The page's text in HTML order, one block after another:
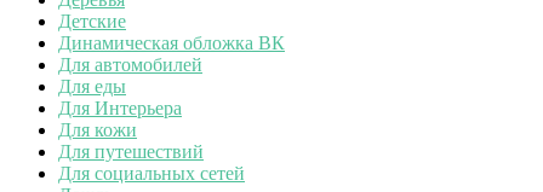
Детские
Динамическая обложка ВК
Для автомобилей
Для еды
Для Интерьера
Для кожи
Для путешествий
Для социальных сетей